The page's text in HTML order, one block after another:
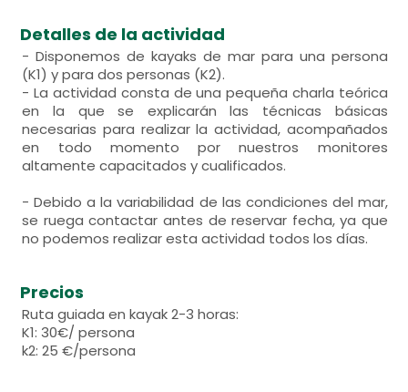
Detalles de la actividad
- Disponemos de kayaks de mar para una persona
(K1) y para dos personas (K2).
- La actividad consta de una pequeña charla teórica
en la que se explicarán las técnicas básicas
necesarias para realizar la actividad, acompañados
en todo momento por nuestros monitores
altamente capacitados y cualificados.
- Debido a la variabilidad de las condiciones del mar,
se ruega contactar antes de reservar fecha, ya que
no podemos realizar esta actividad todos los días.
Precios
Ruta guiada en kayak 2-3 horas:
K1: 30€/ persona
k2: 25 €/persona